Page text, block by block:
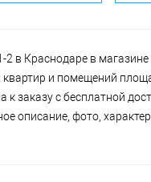
в Краснодаре в
и помещений
заказу с бесплатной
описание, фото,